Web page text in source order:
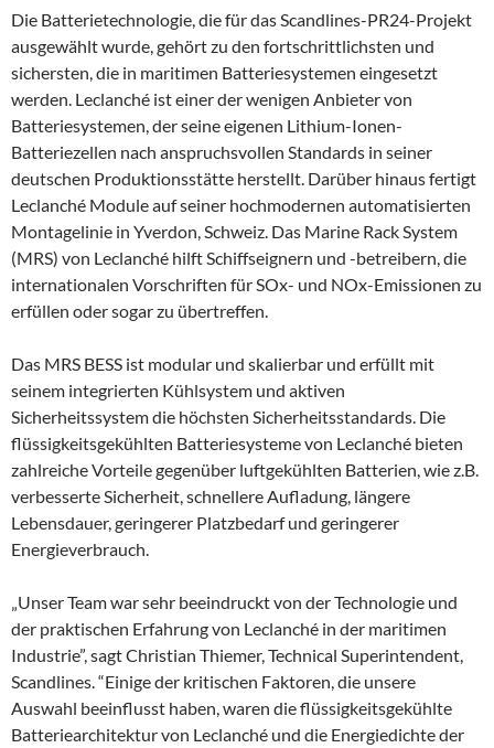
Die Batterietechnologie, die für das Scandlines-PR24-Projekt
ausgewählt wurde, gehört zu den fortschrittlichsten und
sichersten, die in maritimen Batteriesystemen eingesetzt
werden. Leclanché ist einer der wenigen Anbieter von
Batteriesystemen, der seine eigenen Lithium-Ionen-
Batteriezellen nach anspruchsvollen Standards in seiner
deutschen Produktionsstätte herstellt. Darüber hinaus fertigt
Leclanché Module auf seiner hochmodernen automatisierten
Montagelinie in Yverdon, Schweiz. Das Marine Rack System
(MRS) von Leclanché hilft Schiffseignern und -betreibern, die
internationalen Vorschriften für SOx- und NOx-Emissionen zu
erfüllen oder sogar zu übertreffen.
Das MRS BESS ist modular und skalierbar und erfüllt mit
seinem integrierten Kühlsystem und aktiven
Sicherheitssystem die höchsten Sicherheitsstandards. Die
flüssigkeitsgekühlten Batteriesysteme von Leclanché bieten
zahlreiche Vorteile gegenüber luftgekühlten Batterien, wie z.B.
verbesserte Sicherheit, schnellere Aufladung, längere
Lebensdauer, geringerer Platzbedarf und geringerer
Energieverbrauch.
„Unser Team war sehr beeindruckt von der Technologie und
der praktischen Erfahrung von Leclanché in der maritimen
Industrie”, sagt Christian Thiemer, Technical Superintendent,
Scandlines. “Einige der kritischen Faktoren, die unsere
Auswahl beeinflusst haben, waren die flüssigkeitsgekühlte
Batteriearchitektur von Leclanché und die Energiedichte der